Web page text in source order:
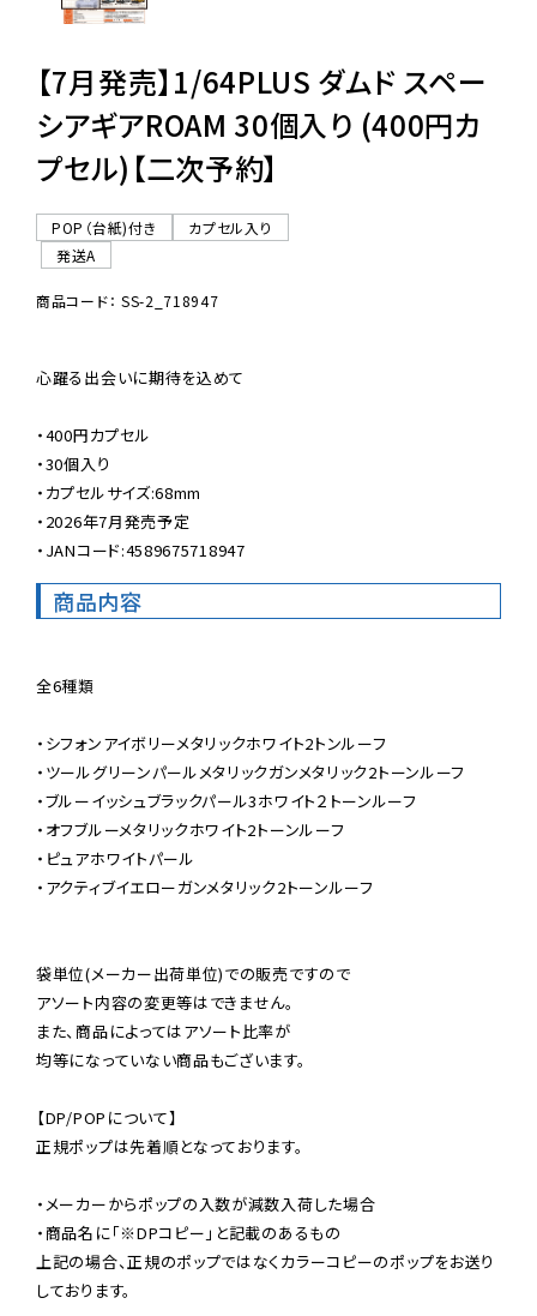
【7月発売】1/64PLUS ダムド スペー
シアギアROAM 30個入り (400円カ
プセル)【二次予約】
POP（台紙)付き
カプセル入り
発送A
商品コード： SS-2_718947
心躍る出会いに期待を込めて
・400円カプセル
・30個入り
・カプセルサイズ:68mm
・2026年7月発売予定
・JANコード:4589675718947
商品内容
全6種類
・シフォンアイボリーメタリックホワイト2トンルーフ
・ツールグリーンパールメタリックガンメタリック2トーンルーフ
・ブルーイッシュブラックパール3ホワイト２トーンルーフ
・オフブルーメタリックホワイト2トーンルーフ
・ピュアホワイトパール
・アクティブイエローガンメタリック2トーンルーフ
袋単位(メーカー出荷単位)での販売ですので
アソート内容の変更等はできません。
また、商品によってはアソート比率が
均等になっていない商品もございます。
【DP/POPについて】
正規ポップは先着順となっております。
・メーカーからポップの入数が減数入荷した場合
・商品名に「※DPコピー」と記載のあるもの
上記の場合、正規のポップではなくカラーコピーのポップをお送り
しております。